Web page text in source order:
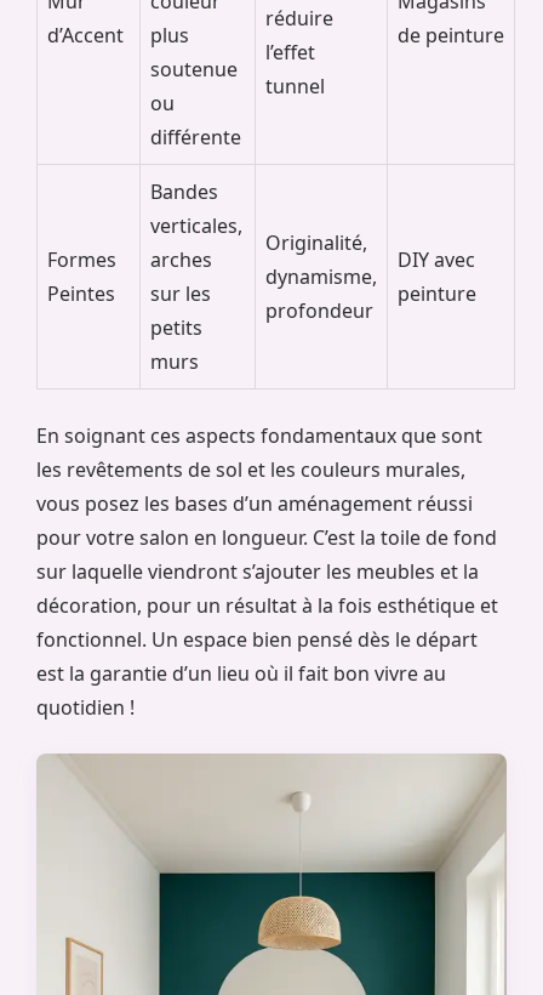
d’Accent
plus
soutenue
ou
différente
réduire
l’effet
tunnel
de peinture
Formes
Peintes
Bandes
verticales,
arches
sur les
petits
murs
Originalité,
dynamisme,
profondeur
DIY avec
peinture
En soignant ces aspects fondamentaux que sont
les revêtements de sol et les couleurs murales,
vous posez les bases d’un aménagement réussi
pour votre salon en longueur. C’est la toile de fond
sur laquelle viendront s’ajouter les meubles et la
décoration, pour un résultat à la fois esthétique et
fonctionnel. Un espace bien pensé dès le départ
est la garantie d’un lieu où il fait bon vivre au
quotidien !